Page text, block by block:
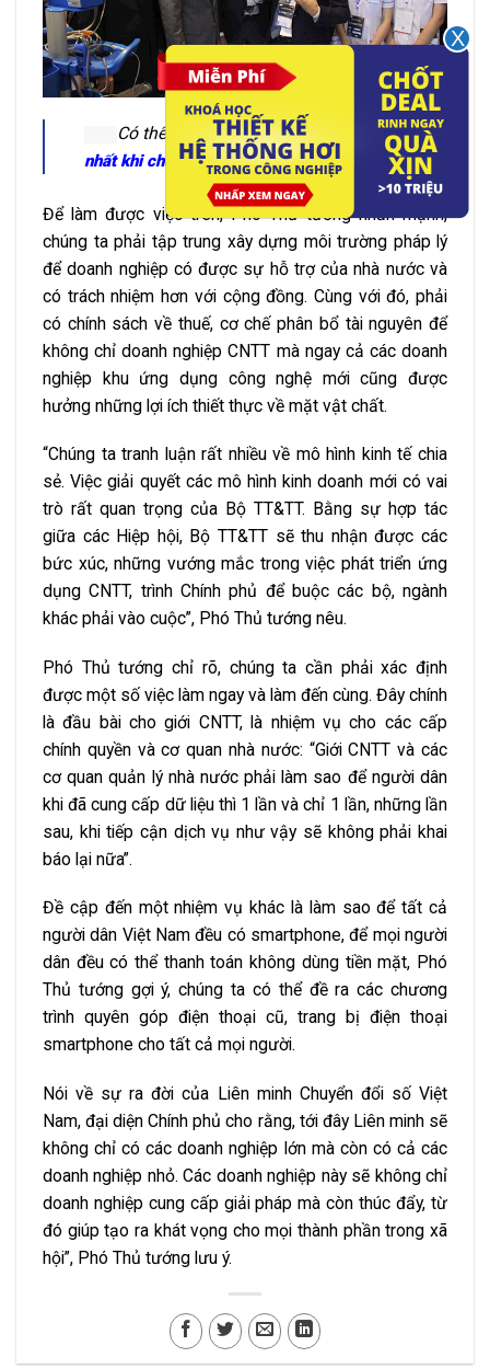
Có thể bạn sẽ quan tâm: Trở ngại lớn
nhất khi chuyển đổi số trong doanh nghiệp!
Để làm được việc trên, Phó Thủ tướng nhấn mạnh,
chúng ta phải tập trung xây dựng môi trường pháp lý
để doanh nghiệp có được sự hỗ trợ của nhà nước và
có trách nhiệm hơn với cộng đồng. Cùng với đó, phải
có chính sách về thuế, cơ chế phân bổ tài nguyên để
không chỉ doanh nghiệp CNTT mà ngay cả các doanh
nghiệp khu ứng dụng công nghệ mới cũng được
hưởng những lợi ích thiết thực về mặt vật chất.
“Chúng ta tranh luận rất nhiều về mô hình kinh tế chia
sẻ. Việc giải quyết các mô hình kinh doanh mới có vai
trò rất quan trọng của Bộ TT&TT. Bằng sự hợp tác
giữa các Hiệp hội, Bộ TT&TT sẽ thu nhận được các
bức xúc, những vướng mắc trong việc phát triển ứng
dụng CNTT, trình Chính phủ để buộc các bộ, ngành
khác phải vào cuộc”, Phó Thủ tướng nêu.
Phó Thủ tướng chỉ rõ, chúng ta cần phải xác định
được một số việc làm ngay và làm đến cùng. Đây chính
là đầu bài cho giới CNTT, là nhiệm vụ cho các cấp
chính quyền và cơ quan nhà nước: “Giới CNTT và các
cơ quan quản lý nhà nước phải làm sao để người dân
khi đã cung cấp dữ liệu thì 1 lần và chỉ 1 lần, những lần
sau, khi tiếp cận dịch vụ như vậy sẽ không phải khai
báo lại nữa”.
Đề cập đến một nhiệm vụ khác là làm sao để tất cả
người dân Việt Nam đều có smartphone, để mọi người
dân đều có thể thanh toán không dùng tiền mặt, Phó
Thủ tướng gợi ý, chúng ta có thể đề ra các chương
trình quyên góp điện thoại cũ, trang bị điện thoại
smartphone cho tất cả mọi người.
Nói về sự ra đời của Liên minh Chuyển đổi số Việt
Nam, đại diện Chính phủ cho rằng, tới đây Liên minh sẽ
không chỉ có các doanh nghiệp lớn mà còn có cả các
doanh nghiệp nhỏ. Các doanh nghiệp này sẽ không chỉ
doanh nghiệp cung cấp giải pháp mà còn thúc đẩy, từ
đó giúp tạo ra khát vọng cho mọi thành phần trong xã
hội”, Phó Thủ tướng lưu ý.